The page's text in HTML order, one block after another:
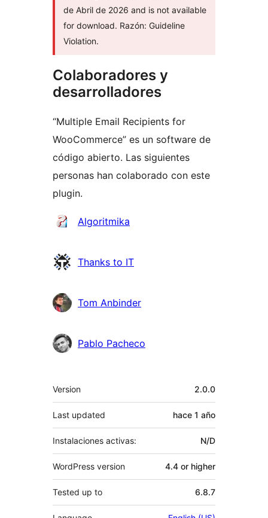
de Abril de 2026 and is not available
for download. Razón: Guideline
Violation.
Colaboradores y
desarrolladores
“Multiple Email Recipients for
WooCommerce” es un software de
código abierto. Las siguientes
personas han colaborado con este
plugin.
Colaboradores
Algoritmika
Thanks to IT
Tom Anbinder
Pablo Pacheco
Meta
Version 2.0.0
Last updated hace 1 año
Instalaciones activas: N/D
WordPress version 4.4 or higher
Tested up to 6.8.7